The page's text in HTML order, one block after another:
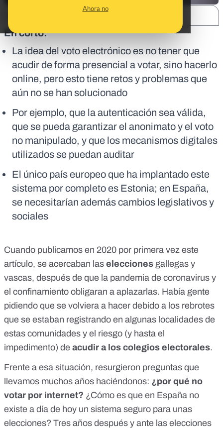
Ahora no
En corto:
La idea del voto electrónico es no tener que
acudir de forma presencial a votar, sino hacerlo
online, pero esto tiene retos y problemas que
aún no se han solucionado
Por ejemplo, que la autenticación sea válida,
que se pueda garantizar el anonimato y el voto
no manipulado, y que los mecanismos digitales
utilizados se puedan auditar
El único país europeo que ha implantado este
sistema por completo es Estonia; en España,
se necesitarían además cambios legislativos y
sociales
Cuando publicamos en 2020 por primera vez este
artículo, se acercaban las elecciones gallegas y
vascas, después de que la pandemia de coronavirus y
el confinamiento obligaran a aplazarlas. Había gente
pidiendo que se volviera a hacer debido a los rebrotes
que se estaban registrando en algunas localidades de
estas comunidades y el riesgo (y hasta el
impedimento) de acudir a los colegios electorales.
Frente a esa situación, resurgieron preguntas que
llevamos muchos años haciéndonos: ¿por qué no
votar por internet? ¿Cómo es que en España no
existe a día de hoy un sistema seguro para unas
elecciones? Tres años después y ante las elecciones